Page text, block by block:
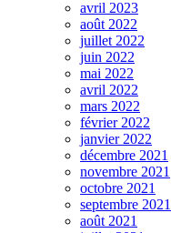
avril 2023
août 2022
juillet 2022
juin 2022
mai 2022
avril 2022
mars 2022
février 2022
janvier 2022
décembre 2021
novembre 2021
octobre 2021
septembre 2021
août 2021